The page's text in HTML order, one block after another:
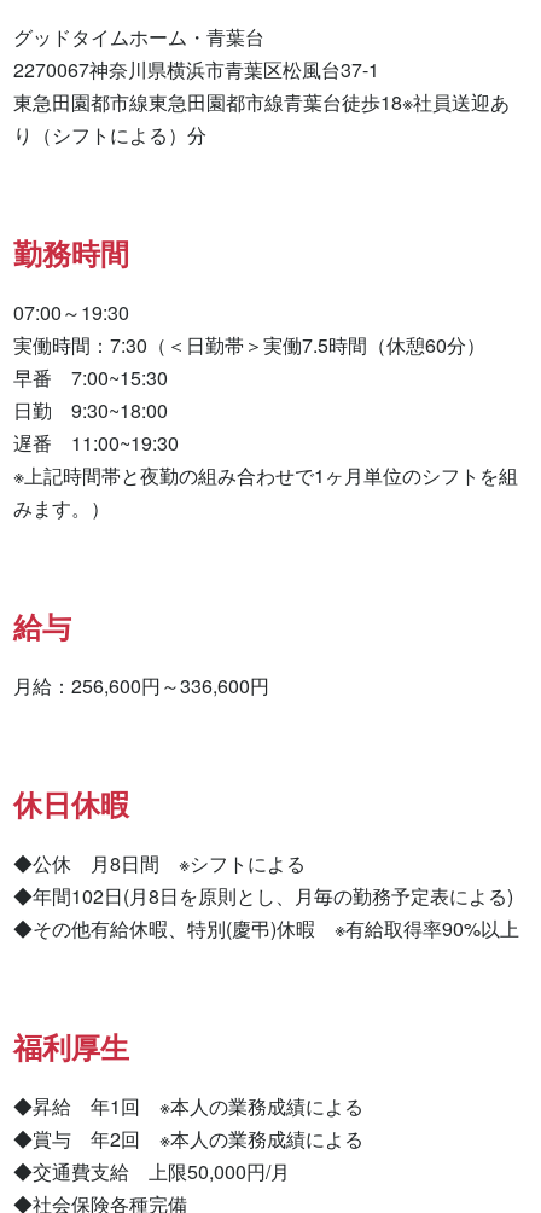
グッドタイムホーム・青葉台
2270067神奈川県横浜市青葉区松風台37-1
東急田園都市線東急田園都市線青葉台徒歩18※社員送迎あ
り（シフトによる）分
勤務時間
07:00～19:30
実働時間：7:30（＜日勤帯＞実働7.5時間（休憩60分）
早番　7:00~15:30
日勤　9:30~18:00
遅番　11:00~19:30
※上記時間帯と夜勤の組み合わせで1ヶ月単位のシフトを組
みます。）
給与
月給：256,600円～336,600円
休日休暇
◆公休　月8日間　※シフトによる
◆年間102日(月8日を原則とし、月毎の勤務予定表による)
◆その他有給休暇、特別(慶弔)休暇　※有給取得率90%以上
福利厚生
◆昇給　年1回　※本人の業務成績による
◆賞与　年2回　※本人の業務成績による
◆交通費支給　上限50,000円/月
◆社会保険各種完備